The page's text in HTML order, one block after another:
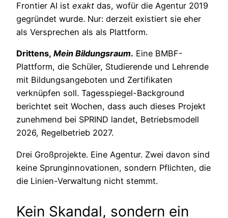
Frontier AI ist exakt das, wofür die Agentur 2019
gegründet wurde. Nur: derzeit existiert sie eher
als Versprechen als als Plattform.
Drittens, Mein Bildungsraum. Eine BMBF-
Plattform, die Schüler, Studierende und Lehrende
mit Bildungsangeboten und Zertifikaten
verknüpfen soll. Tagesspiegel-Background
berichtet seit Wochen, dass auch dieses Projekt
zunehmend bei SPRIND landet, Betriebsmodell
2026, Regelbetrieb 2027.
Drei Großprojekte. Eine Agentur. Zwei davon sind
keine Sprunginnovationen, sondern Pflichten, die
die Linien-Verwaltung nicht stemmt.
Kein Skandal, sondern ein